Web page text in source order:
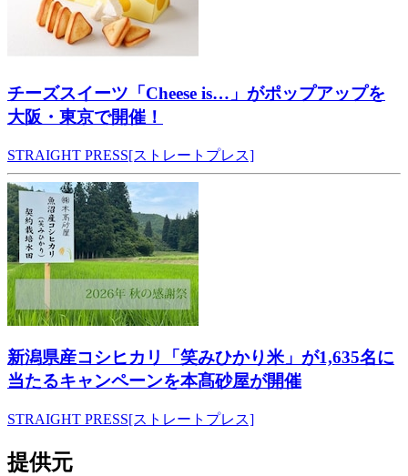
チーズスイーツ「Cheese is…」がポップアップを
大阪・東京で開催！
STRAIGHT PRESS[ストレートプレス]
新潟県産コシヒカリ「笑みひかり米」が1,635名に
当たるキャンペーンを本髙砂屋が開催
STRAIGHT PRESS[ストレートプレス]
提供元